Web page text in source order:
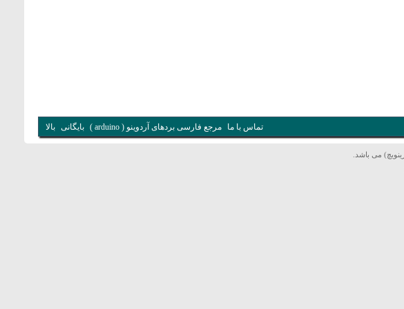
تماس با ما مرجع فارسی بردهای آردوینو ( arduino ) بایگانی بالا